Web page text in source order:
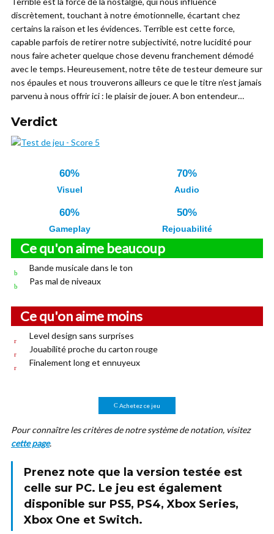
discrètement, touchant à notre émotionnelle, écartant chez
certains la raison et les évidences. Terrible est cette force,
capable parfois de retirer notre subjectivité, notre lucidité pour
nous faire acheter quelque chose devenu franchement démodé
avec le temps. Heureusement, notre tête de testeur demeure sur
nos épaules et nous trouverons ailleurs ce que le titre n’est jamais
parvenu à nous offrir ici : le plaisir de jouer. A bon entendeur…
Verdict
60%
Visuel
70%
Audio
60%
Gameplay
50%
Rejouabilité
Ce qu'on aime beaucoup
Bande musicale dans le ton
Pas mal de niveaux
Ce qu'on aime moins
Level design sans surprises
Jouabilité proche du carton rouge
Finalement long et ennuyeux
Achetez ce jeu
Pour connaître les critères de notre système de notation, visitez
cette page.
Prenez note que la version testée est
celle sur PC. Le jeu est également
disponible sur PS5, PS4, Xbox Series,
Xbox One et Switch.